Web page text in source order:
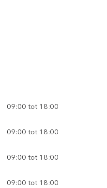
09:00 tot 18:00
09:00 tot 18:00
09:00 tot 18:00
09:00 tot 18:00